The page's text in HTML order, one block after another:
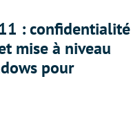
: confidentialité
mise à niveau
pour